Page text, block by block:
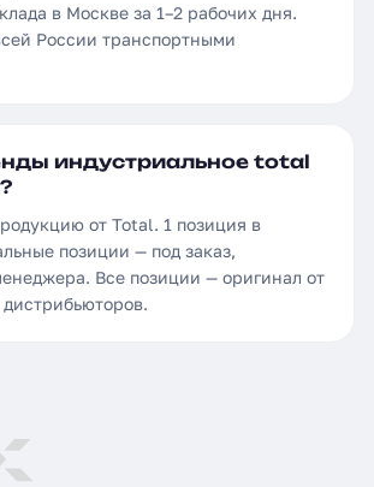
в Москве за 1–2 рабочих дня.
России транспортными
индустриальное total
от Total. 1 позиция в
позиции — под заказ,
Все позиции — оригинал от